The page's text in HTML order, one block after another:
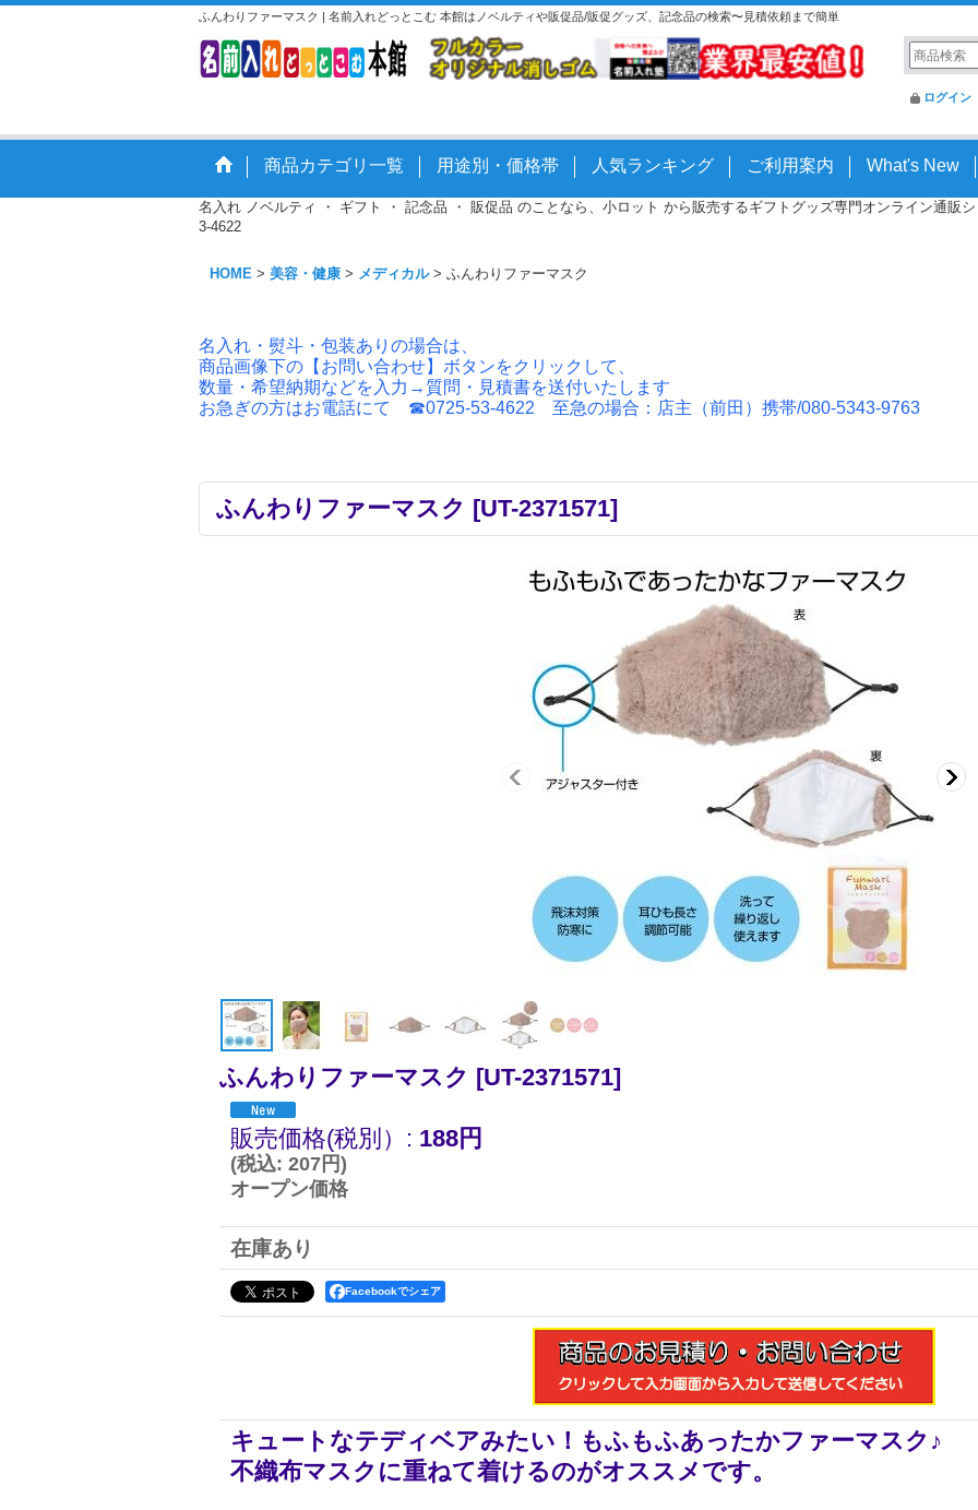
ふんわりファーマスク | 名前入れどっとこむ 本館はノベルティや販促品/販促グッズ、記念品の検索〜見積依頼まで簡単
ログイン
商品カテゴリ一覧 用途別・価格帯 人気ランキング ご利用案内 What's New
名入れ ノベルティ ・ ギフト ・ 記念品 ・ 販促品 のことなら、小ロット から販売するギフトグッズ専門オンライン通
3-4622
HOME > 美容・健康 > メディカル > ふんわりファーマスク
名入れ・熨斗・包装ありの場合は、
商品画像下の【お問い合わせ】ボタンをクリックして、
数量・希望納期などを入力→質問・見積書を送付いたします
お急ぎの方はお電話にて ☎0725-53-4622 至急の場合：店主（前田）携帯/080-5343-9763
ふんわりファーマスク [UT-2371571]
ふんわりファーマスク [UT-2371571]
販売価格(税別） : 188円
(税込: 207円)
オープン価格
在庫あり
Facebookでシェア
キュートなテディベアみたい！もふもふあったかファーマスク♪
不織布マスクに重ねて着けるのがオススメです。